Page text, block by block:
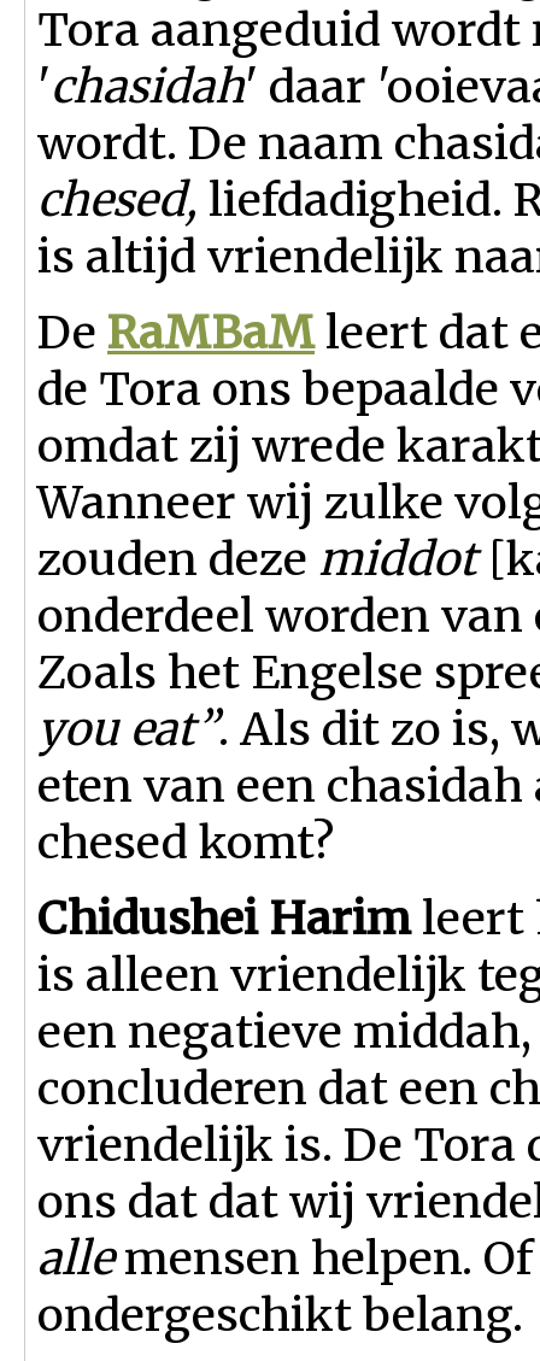
Tora aangeduid wordt
'chasidah' daar
wordt. De naam
chesed, liefdadigheid.
is altijd vriendelijk
De RaMBaMleert dat
de Tora ons bepaalde
omdat zij wrede
Wanneer wij zulke
zouden deze middot
onderdeel worden
Zoals het Engelse
you eat”. Als dit zo is,
eten van een
chesed komt?
Chidushei Harimleert
is alleen vriendelijk
een negatieve
concluderen dat een
vriendelijk is. De Tora
ons dat dat wij
allemensen helpen.
ondergeschikt belang.